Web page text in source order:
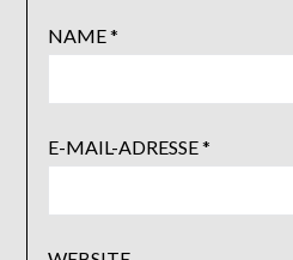
NAME*
E-MAIL-ADRESSE*